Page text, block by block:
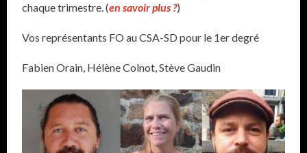
chaque trimestre. (en savoir plus ?)
Vos représentants FO au CSA-SD pour le 1er degré
Fabien Orain, Hélène Colnot, Stève Gaudin